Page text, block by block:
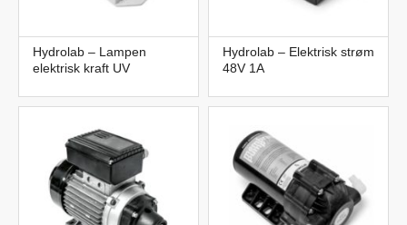
Hydrolab – Lampen
elektrisk kraft UV
Hydrolab – Elektrisk strøm
48V 1A